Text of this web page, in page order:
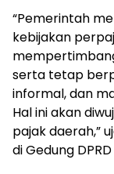
“Pemerintah
kebijakan
serta tetap
informal, dan
Hal ini akan
pajak daerah,”
di Gedung